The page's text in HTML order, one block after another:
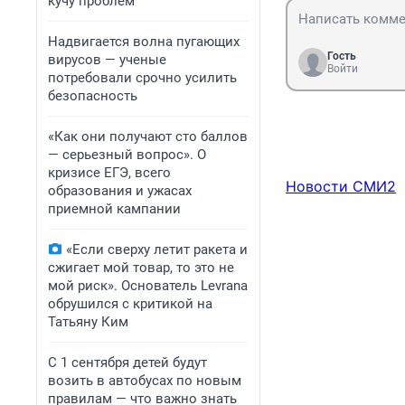
Надвигается волна пугающих
вирусов — ученые
потребовали срочно усилить
безопасность
«Как они получают сто баллов
— серьезный вопрос». О
кризисе ЕГЭ, всего
образования и ужасах
приемной кампании
«Если сверху летит ракета и
сжигает мой товар, то это не
мой риск». Основатель Levrana
обрушился с критикой на
Татьяну Ким
С 1 сентября детей будут
возить в автобусах по новым
правилам — что важно знать
Гость
Войти
Новости СМИ2